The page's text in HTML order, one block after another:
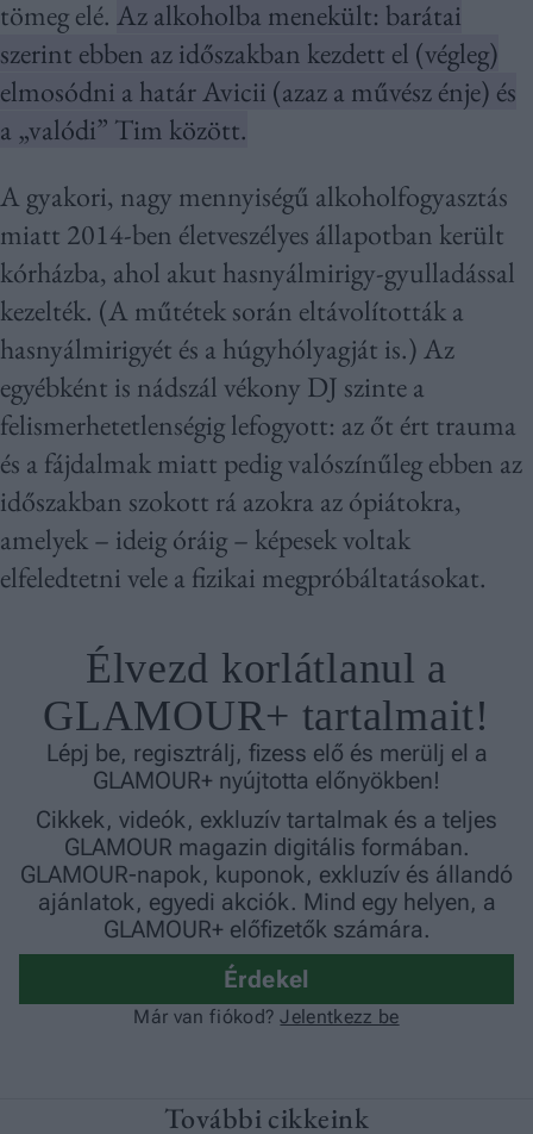
tömeg elé. Az alkoholba menekült: barátai
szerint ebben az időszakban kezdett el (végleg)
elmosódni a határ Avicii (azaz a művész énje) és
a „valódi” Tim között.
A gyakori, nagy mennyiségű alkoholfogyasztás
miatt 2014-ben életveszélyes állapotban került
kórházba, ahol akut hasnyálmirigy-gyulladással
kezelték. (A műtétek során eltávolították a
hasnyálmirigyét és a húgyhólyagját is.) Az
egyébként is nádszál vékony DJ szinte a
felismerhetetlenségig lefogyott: az őt ért trauma
és a fájdalmak miatt pedig valószínűleg ebben az
időszakban szokott rá azokra az ópiátokra,
amelyek – ideig óráig – képesek voltak
elfeledtetni vele a fizikai megpróbáltatásokat.
További cikkeink